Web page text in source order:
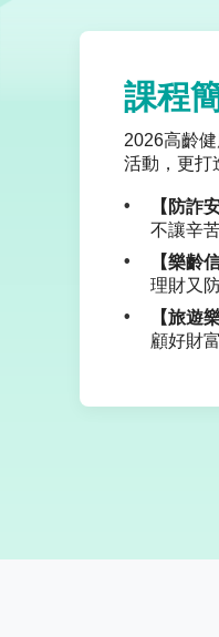
課程
2026高齡
活動，更打
【防詐
不讓辛
【樂齡
理財又
【旅遊
顧好財